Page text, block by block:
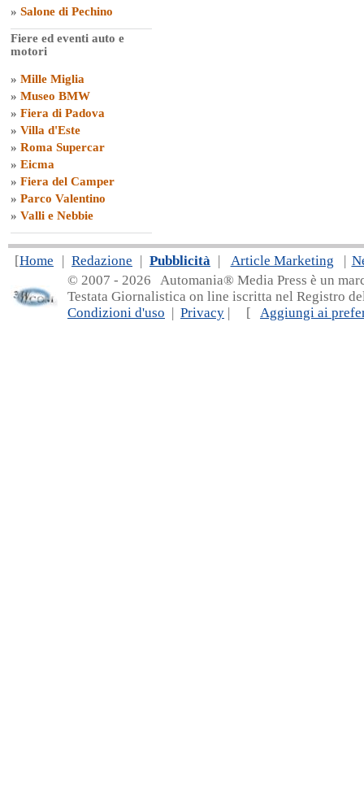
» Salone di Pechino
Fiere ed eventi auto e
motori
» Mille Miglia
» Museo BMW
» Fiera di Padova
» Villa d'Este
» Roma Supercar
» Eicma
» Fiera del Camper
» Parco Valentino
» Valli e Nebbie
[Home | Redazione | Pubblicità | Article Marketing |
© 2007 - 2026 Automania® Media Press è un
Testata Giornalistica on line iscritta nel Registro
Condizioni d'uso | Privacy | [ Aggiungi ai